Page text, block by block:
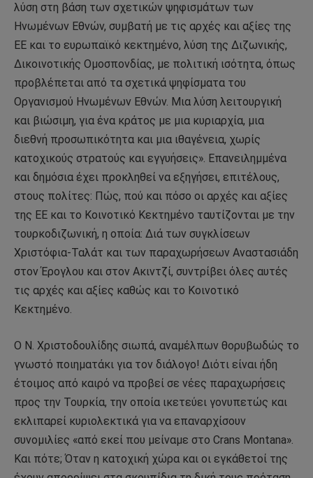
λύση στη βάση των σχετικών ψηφισμάτων των
Ηνωμένων Εθνών, συμβατή με τις αρχές και αξίες της
ΕΕ και το ευρωπαϊκό κεκτημένο, λύση της Διζωνικής,
Δικοινοτικής Ομοσπονδίας, με πολιτική ισότητα, όπως
προβλέπεται από τα σχετικά ψηφίσματα του
Οργανισμού Ηνωμένων Εθνών. Μια λύση λειτουργική
και βιώσιμη, για ένα κράτος με μια κυριαρχία, μια
διεθνή προσωπικότητα και μια ιθαγένεια, χωρίς
κατοχικούς στρατούς και εγγυήσεις». Επανειλημμένα
και δημόσια έχει προκληθεί να εξηγήσει, επιτέλους,
στους πολίτες: Πώς, πού και πόσο οι αρχές και αξίες
της ΕΕ και το Κοινοτικό Κεκτημένο ταυτίζονται με την
τουρκοδιζωνική, η οποία: Διά των συγκλίσεων
Χριστόφια-Ταλάτ και των παραχωρήσεων Αναστασιάδη
στον Έρογλου και στον Ακιντζί, συντρίβει όλες αυτές
τις αρχές και αξίες καθώς και το Κοινοτικό
Κεκτημένο.
Ο Ν. Χριστοδουλίδης σιωπά, αναμέλπων θορυβωδώς το
γνωστό ποιηματάκι για τον διάλογο! Διότι είναι ήδη
έτοιμος από καιρό να προβεί σε νέες παραχωρήσεις
προς την Τουρκία, την οποία ικετεύει γονυπετώς και
εκλιπαρεί κυριολεκτικά για να επαναρχίσουν
συνομιλίες «από εκεί που μείναμε στο Crans Montana».
Και πότε; Όταν η κατοχική χώρα και οι εγκάθετοί της